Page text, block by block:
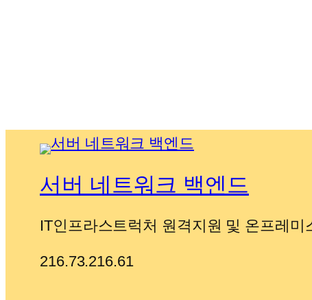
서버 네트워크 백엔드
IT인프라스트럭처 원격지원 및 온프레미
216.73.216.61